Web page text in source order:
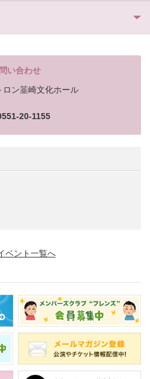
い合わせ
ロン韮崎文化ホール
20-1155
ベント一覧へ